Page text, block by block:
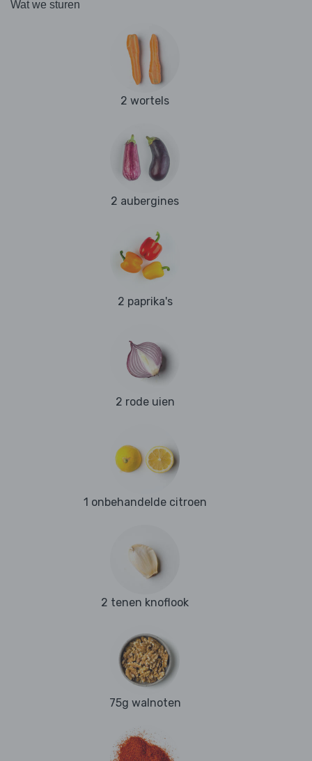
Wat we sturen
2 wortels
2 aubergines
2 paprika's
2 rode uien
1 onbehandelde citroen
2 tenen knoflook
75g walnoten